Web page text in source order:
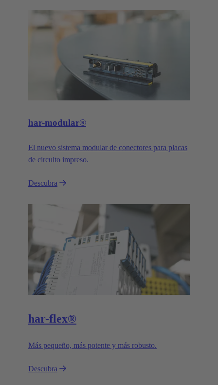
har-modular®
El nuevo sistema modular de conectores para placas
de circuito impreso.
Descubra
har-flex®
Más pequeño, más potente y más robusto.
Descubra